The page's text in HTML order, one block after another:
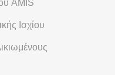
AMIS
Ισχίου